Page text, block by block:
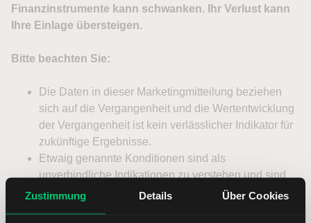
Zustimmung Details Über Cookies